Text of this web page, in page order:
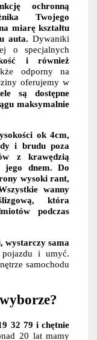
ochronną
Twojego
miarę kształtu
auta. Dywaniki
o specjalnych
i również
odporny na
oferujemy w
są dostępne
maksymalnie
ok 4cm,
i brudu poza
z krawędzią
jego dnem. Do
wysoki rant,
wanny
która
podczas
wystarczy sama
i umyć.
samochodu
32 79 i chętnie
20 lat mamy